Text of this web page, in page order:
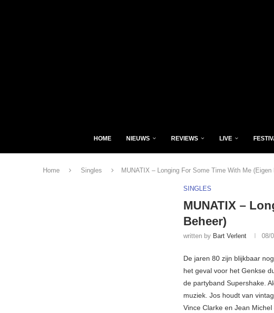
HOME NIEUWS REVIEWS LIVE
Home Singles MUNATIX – Longing For Some Time With Me (Eigen
SINGLES
MUNATIX –
Beheer)
written by Bart Verlent 08/
De jaren 80 zijn blijkbaar
het geval voor het Genkse
de partyband Supershake.
muziek. Jos houdt van
Vince Clarke en Jean